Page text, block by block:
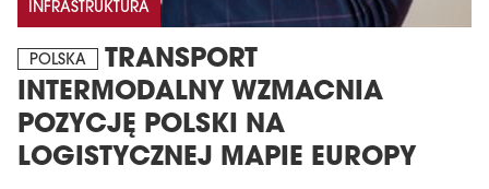
INFRASTRUKTURA
POLSKA
TRANSPORT
INTERMODALNY WZMACNIA
POZYCJĘ POLSKI NA
LOGISTYCZNEJ MAPIE EUROPY